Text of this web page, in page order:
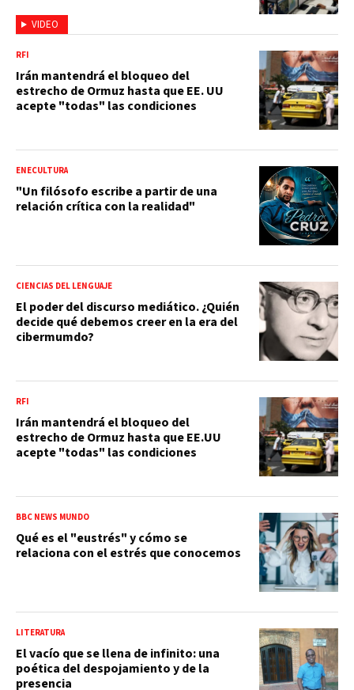
VIDEO
RFI
Irán mantendrá el bloqueo del
estrecho de Ormuz hasta que EE. UU
acepte "todas" las condiciones
ENECULTURA
"Un filósofo escribe a partir de una
relación crítica con la realidad"
CIENCIAS DEL LENGUAJE
El poder del discurso mediático. ¿Quién
decide qué debemos creer en la era del
cibermumdo?
RFI
Irán mantendrá el bloqueo del
estrecho de Ormuz hasta que EE.UU
acepte "todas" las condiciones
BBC NEWS MUNDO
Qué es el "eustrés" y cómo se
relaciona con el estrés que conocemos
LITERATURA
El vacío que se llena de infinito: una
poética del despojamiento y de la
presencia